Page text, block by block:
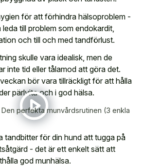
för att förhindra hälsoproblem -
till problem som endokardit,
och till och med tandförlust.
skulle vara idealisk, men de
inte tid eller tålamod att göra det.
bör vara tillräckligt för att hålla
pärlvita och i god hälsa.
Den perfekta munvårdsrutinen (3 enkla
tandbitter för din hund att tugga på
- det är ett enkelt sätt att
god munhälsa.